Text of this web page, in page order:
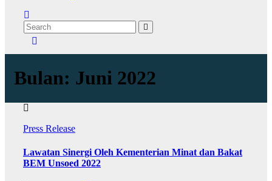
Bulan: Juni 2022
Press Release
Lawatan Sinergi Oleh Kementerian Minat dan Bakat
BEM Unsoed 2022